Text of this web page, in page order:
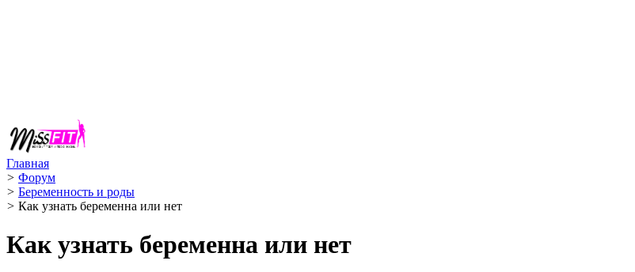
Главная
> Форум
> Беременность и роды
> Как узнать беременна или нет
Как узнать беременна или нет